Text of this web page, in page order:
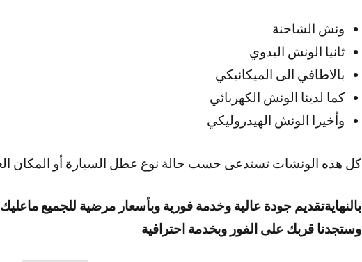
ونش الشاحنة
ثانيا الونش اليدوي
بالاطافي الى الميكانيكي
كما لدينا الونش الكهربائي
وأخيرا الونش الهيدروليكي
كل هذه الونشات تستدعى حسب حالة نوع عطل السيارة أو المكان
بالنهايةتقديم جودة عالية وخدمة فورية وبأسعار مرضية للجميع
وستجدنا قربك على الفور وبخدمة احترافية